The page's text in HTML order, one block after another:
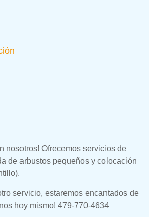
nosotros! Ofrecemos servicios de
de arbustos pequeños y colocación
servicio, estaremos encantados de
hoy mismo! 479-770-4634